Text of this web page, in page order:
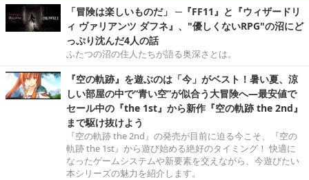
「冒険は楽しいものだ」 ─『FF11』と『ウィザードリ
ィ ヴァリアンツ ダフネ』、"優しくないRPG"の沼にど
っぷり沈んだ4人の話
ふたつの沼の住人たちが語る奥深さとは。
『空の軌跡』を遊ぶのは「今」がベスト！暑い夏、涼
しい部屋の中で“青い空”が似合う大冒険へ―最安値で
セール中の『the 1st』から新作『空の軌跡 the 2nd』
まで駆け抜けよう
『空の軌跡 the 2nd』の発売が目前に迫る今こそ、『空の
軌跡 the 1st』から遊び始める絶好のタイミング！ 快適に
なったゲームシステムや新要素を交えながら、今遊びたい
本シリーズの魅力を紹介します。